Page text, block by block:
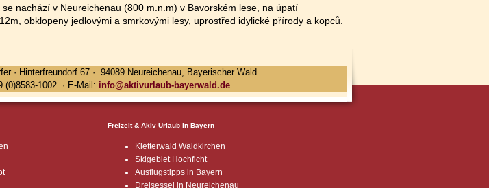
se nachází v Neureichenau (800 m.n.m) v Bavorském lese, na úpatí
obklopeny jedlovými a smrkovými lesy, uprostřed idylické přírody a kopců.
· Hinterfreundorf 67 · 94089 Neureichenau, Bayerischer Wald
(0)8583-1002 · E-Mail: info@aktivurlaub-bayerwald.de
Freizeit & Akiv Urlaub in Bayern
Kletterwald Waldkirchen
Skigebiet Hochficht
Ausflugstipps in Bayern
Dreisessel in Neureichenau